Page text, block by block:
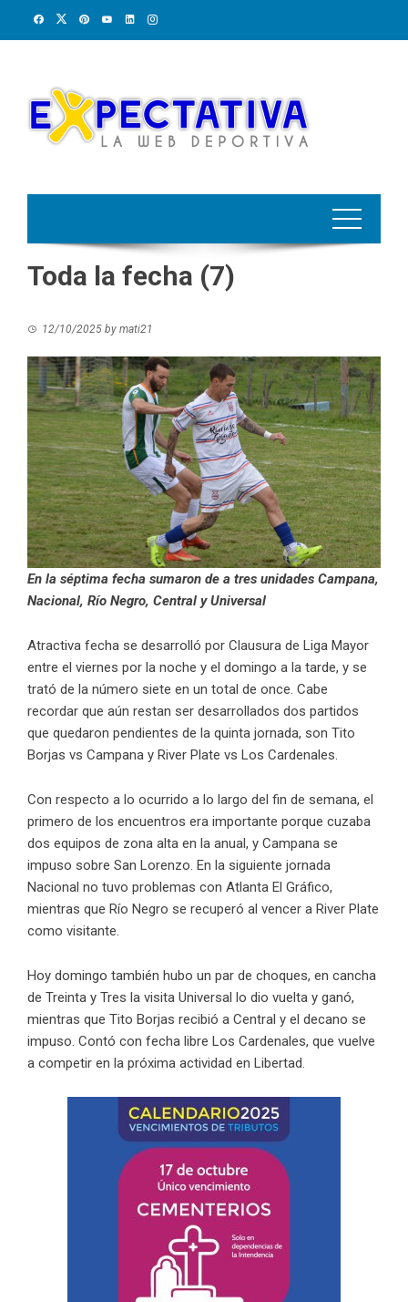
Toda la fecha (7)
12/10/2025 by mati21
En la séptima fecha sumaron de a tres unidades Campana,
Nacional, Río Negro, Central y Universal
Atractiva fecha se desarrolló por Clausura de Liga Mayor
entre el viernes por la noche y el domingo a la tarde, y se
trató de la número siete en un total de once. Cabe
recordar que aún restan ser desarrollados dos partidos
que quedaron pendientes de la quinta jornada, son Tito
Borjas vs Campana y River Plate vs Los Cardenales.
Con respecto a lo ocurrido a lo largo del fin de semana, el
primero de los encuentros era importante porque cuzaba
dos equipos de zona alta en la anual, y Campana se
impuso sobre San Lorenzo. En la siguiente jornada
Nacional no tuvo problemas con Atlanta El Gráfico,
mientras que Río Negro se recuperó al vencer a River Plate
como visitante.
Hoy domingo también hubo un par de choques, en cancha
de Treinta y Tres la visita Universal lo dio vuelta y ganó,
mientras que Tito Borjas recibió a Central y el decano se
impuso. Contó con fecha libre Los Cardenales, que vuelve
a competir en la próxima actividad en Libertad.